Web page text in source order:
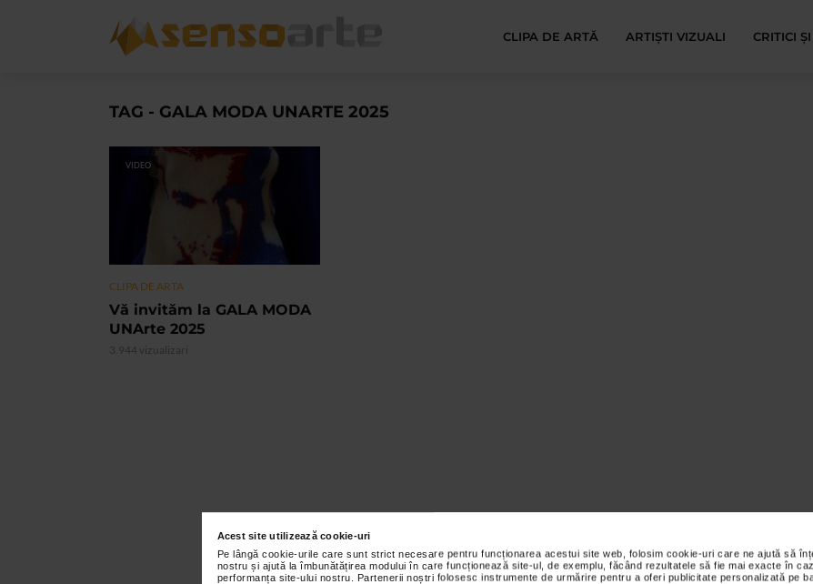
Acest site utilizează cookie-uri
Pe lângă cookie-urile care sunt strict necesare pentru funcționarea acestui site web, folosim cookie-uri care ne ajută să
nostru și ajută la îmbunătățirea modului în care funcționează site-ul, de exemplu, făcând rezultatele să fie mai exacte în
performanța site-ului nostru. Partenerii noștri folosesc instrumente de urmărire pentru a oferi publicitate personalizată pe
CLIPA DE ARTĂ ARTIȘTI VIZUALI CRITICI
TAG - GALA MODA UNARTE 2025
VIDEO
CLIPA DE ARTA
Vă invităm la GALA MODA
UNArte 2025
3.944 vizualizari